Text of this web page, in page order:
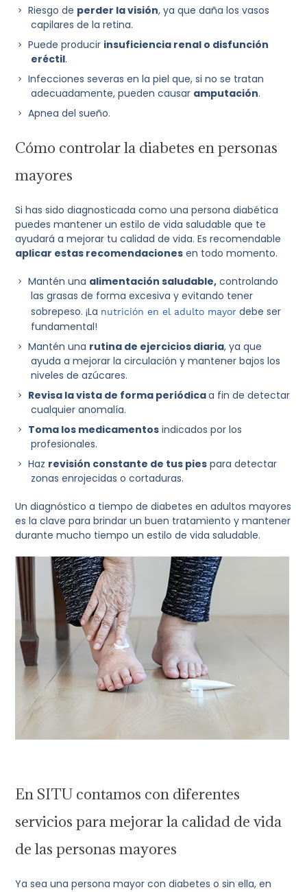
Riesgo de perder la visión, ya que daña los vasos
capilares de la retina.
Puede producir insuficiencia renal o disfunción
eréctil.
Infecciones severas en la piel que, si no se tratan
adecuadamente, pueden causar amputación.
Apnea del sueño.
Cómo controlar la diabetes en personas
mayores
Si has sido diagnosticada como una persona diabética
puedes mantener un estilo de vida saludable que te
ayudará a mejorar tu calidad de vida. Es recomendable
aplicar estas recomendaciones en todo momento.
Mantén una alimentación saludable, controlando
las grasas de forma excesiva y evitando tener
sobrepeso. ¡La nutrición en el adulto mayor debe ser
fundamental!
Mantén una rutina de ejercicios diaria, ya que
ayuda a mejorar la circulación y mantener bajos los
niveles de azúcares.
Revisa la vista de forma periódicaa fin de detectar
cualquier anomalía.
Toma los medicamentos indicados por los
profesionales.
Haz revisión constante de tus pies para detectar
zonas enrojecidas o cortaduras.
Un diagnóstico a tiempo de diabetes en adultos mayores
es la clave para brindar un buen tratamiento y mantener
durante mucho tiempo un estilo de vida saludable.
En SITU contamos con diferentes
servicios para mejorar la calidad de vida
de las personas mayores
Ya sea una persona mayor con diabetes o sin ella, en